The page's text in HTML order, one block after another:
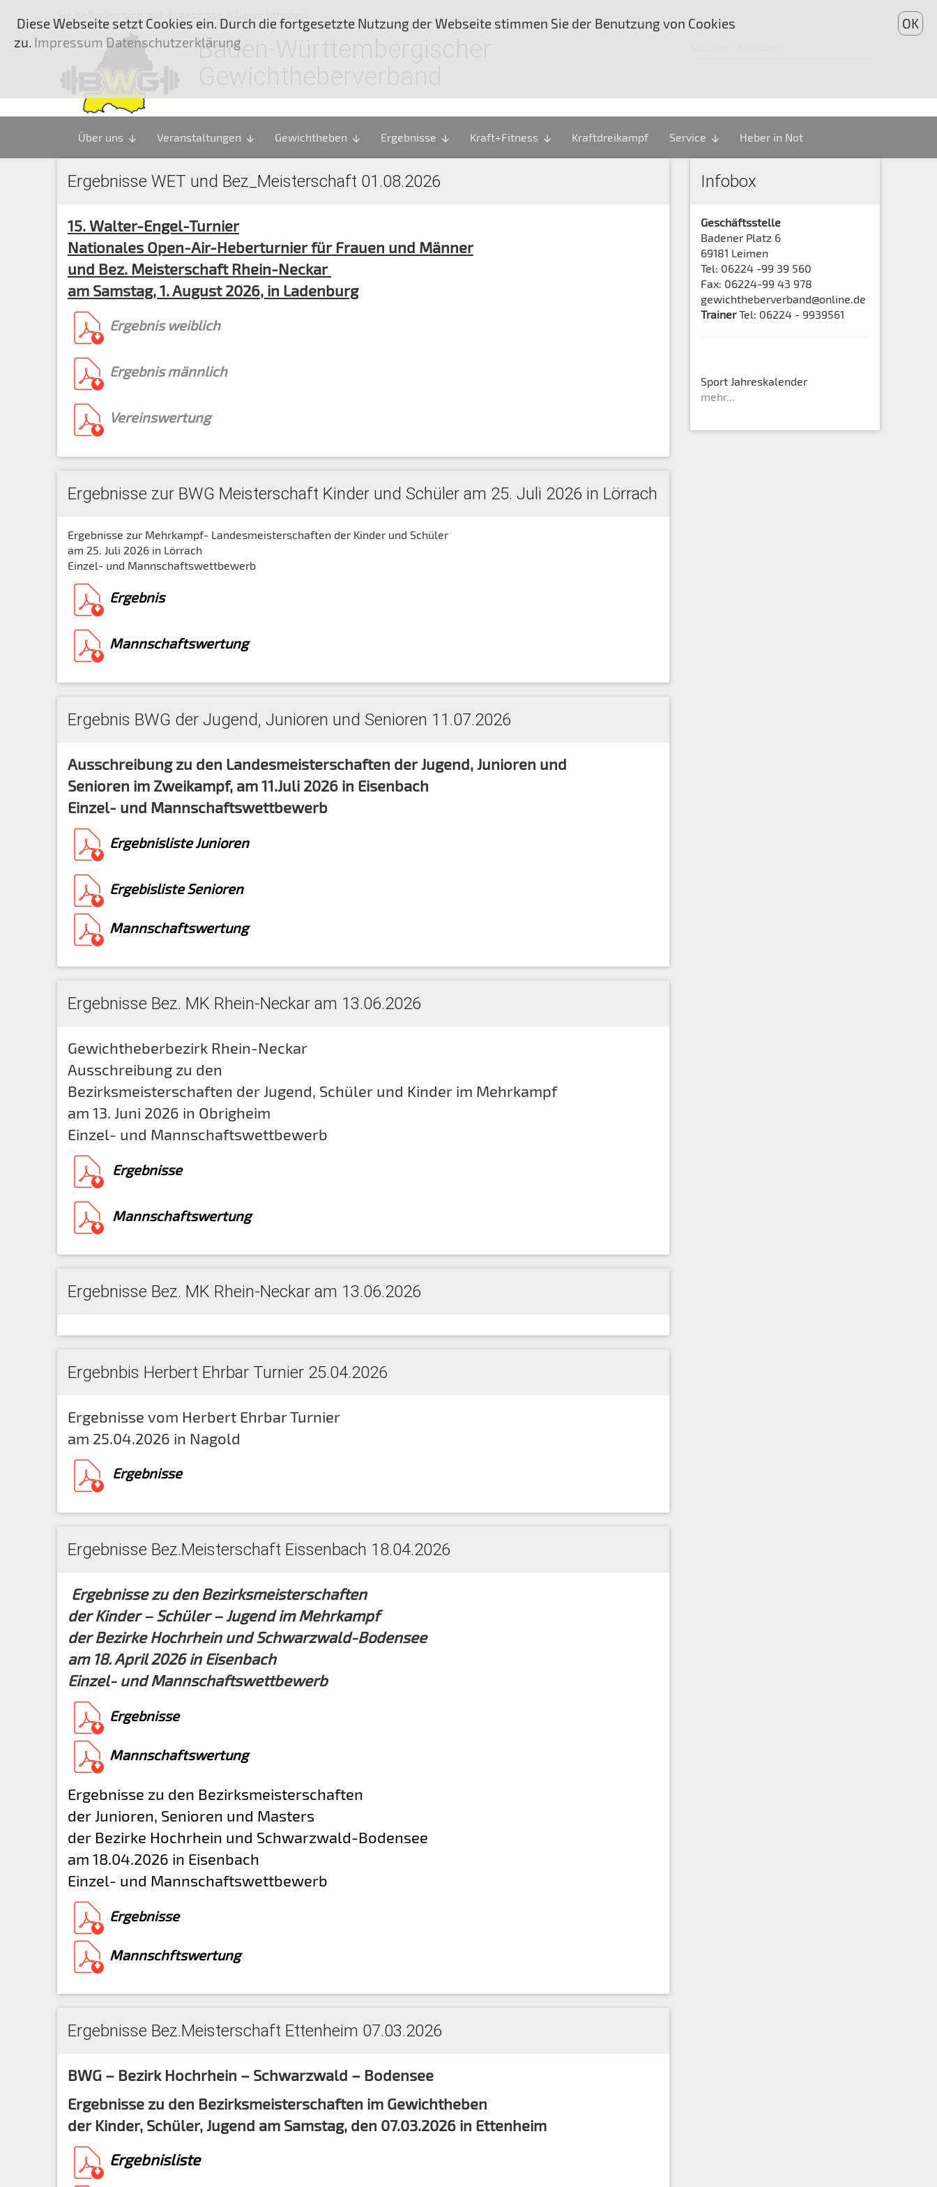
Baden-Württembergischer
Über uns arrow_downward Veranstaltungen arrow_downward Gewichtheben arrow_downward Ergebnisse arrow_downward Kraft+Fitness arrow_downward Kraftdreikampf Service arrow_downward Heber in Not
Ergebnisse WET und Bez_Meisterschaft 01.08.2026
15. Walter-Engel-Turnier
Nationales Open-Air-Heberturnier für Frauen und Männer
und Bez. Meisterschaft Rhein-Neckar
am Samstag, 1. August 2026, in Ladenburg
Ergebnis weiblich
Ergebnis männlich
Vereinswertung
Ergebnisse zur BWG Meisterschaft Kinder und Schüler am 25. Juli 2026 in Lörrach
Ergebnisse zur Mehrkampf- Landesmeisterschaften der Kinder und Schüler
am 25. Juli 2026 in Lörrach
Einzel- und Mannschaftswettbewerb
Ergebnis
Mannschaftswertung
Ergebnis BWG der Jugend, Junioren und Senioren 11.07.2026
Ausschreibung zu den Landesmeisterschaften der Jugend, Junioren und
Senioren im Zweikampf, am 11.Juli 2026 in Eisenbach
Einzel- und Mannschaftswettbewerb
Ergebnisliste Junioren
Ergebisliste Senioren
Mannschaftswertung
Ergebnisse Bez. MK Rhein-Neckar am 13.06.2026
Gewichtheberbezirk Rhein-Neckar
Ausschreibung zu den
Bezirksmeisterschaften der Jugend, Schüler und Kinder im Mehrkampf
am 13. Juni 2026 in Obrigheim
Einzel- und Mannschaftswettbewerb
Ergebnisse
Mannschaftswertung
Ergebnisse Bez. MK Rhein-Neckar am 13.06.2026
Ergebnbis Herbert Ehrbar Turnier 25.04.2026
Ergebnisse vom Herbert Ehrbar Turnier
am 25.04.2026 in Nagold
Ergebnisse
Ergebnisse Bez.Meisterschaft Eissenbach 18.04.2026
Ergebnisse zu den Bezirksmeisterschaften
der Kinder – Schüler – Jugend im Mehrkampf
der Bezirke Hochrhein und Schwarzwald-Bodensee
am 18. April 2026 in Eisenbach
Einzel- und Mannschaftswettbewerb
Ergebnisse
Mannschaftswertung
Ergebnisse zu den Bezirksmeisterschaften
der Junioren, Senioren und Masters
der Bezirke Hochrhein und Schwarzwald-Bodensee
am 18.04.2026 in Eisenbach
Einzel- und Mannschaftswettbewerb
Ergebnisse
Mannschftswertung
Ergebnisse Bez.Meisterschaft Ettenheim 07.03.2026
BWG – Bezirk Hochrhein – Schwarzwald – Bodensee
Ergebnisse zu den Bezirksmeisterschaften im Gewichtheben
der Kinder, Schüler, Jugend am Samstag, den 07.03.2026 in Ettenheim
Ergebnisliste
Infobox
Geschäftsstelle
Badener Platz 6
69181 Leimen
Tel: 06224 -99 39 560
Fax: 06224-99 43 978
gewichtheberverband@online.de
TrainerTel: 06224 - 9939561
Sport Jahreskalender
mehr...
Diese Webseite setzt Cookies ein. Durch die fortgesetzte Nutzung der Webseite stimmen Sie der Benutzung von Cookies
zu. Impressum Datenschutzerklärung
OK